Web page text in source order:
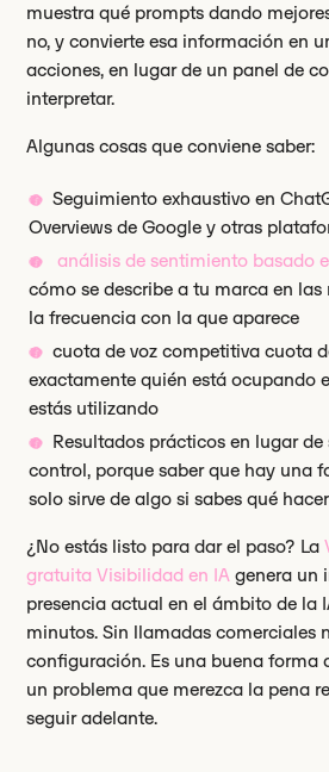
muestra qué prompts dando
no, y convierte esa información en
acciones, en lugar de un panel de
interpretar.
Algunas cosas que conviene saber:
Seguimiento exhaustivo en
Overviews de Google y otras
análisis de sentimiento basado
cómo se describe a tu marca en las
la frecuencia con la que aparece
cuota de voz competitiva cuota
exactamente quién está ocupando
estás utilizando
Resultados prácticos en lugar
control, porque saber que hay una
solo sirve de algo si sabes qué
¿No estás listo para dar el paso? La
gratuita Visibilidad en IAgenera un
presencia actual en el ámbito de la
minutos. Sin llamadas comerciales
configuración. Es una buena forma
un problema que merezca la pena
seguir adelante.